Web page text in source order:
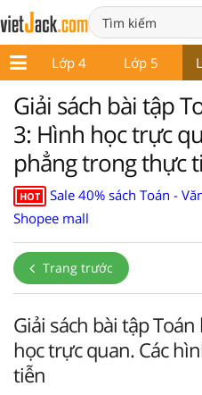
3 Lớp 4 Lớp 5
Giải sách bài tập
3: Hình học trực
phẳng trong thực
HOT
Sale 40% sách Toán -
Shopee mall
Trang trước
Giải sách bài tập
học trực quan. Các
tiễn